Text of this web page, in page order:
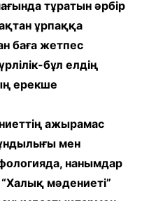
тұратын әрбір
ұрпаққа
баға жетпес
бұл елдің
ерекше
ажырамас
мен
нанымдар
мәдениеті”